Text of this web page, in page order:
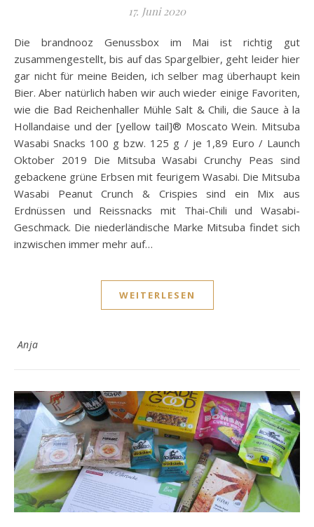
17. Juni 2020
Die brandnooz Genussbox im Mai ist richtig gut
zusammengestellt, bis auf das Spargelbier, geht leider hier
gar nicht für meine Beiden, ich selber mag überhaupt kein
Bier. Aber natürlich haben wir auch wieder einige Favoriten,
wie die Bad Reichenhaller Mühle Salt & Chili, die Sauce à la
Hollandaise und der [yellow tail]® Moscato Wein. Mitsuba
Wasabi Snacks 100 g bzw. 125 g / je 1,89 Euro / Launch
Oktober 2019 Die Mitsuba Wasabi Crunchy Peas sind
gebackene grüne Erbsen mit feurigem Wasabi. Die Mitsuba
Wasabi Peanut Crunch & Crispies sind ein Mix aus
Erdnüssen und Reissnacks mit Thai-Chili und Wasabi-
Geschmack. Die niederländische Marke Mitsuba findet sich
inzwischen immer mehr auf…
WEITERLESEN
Anja